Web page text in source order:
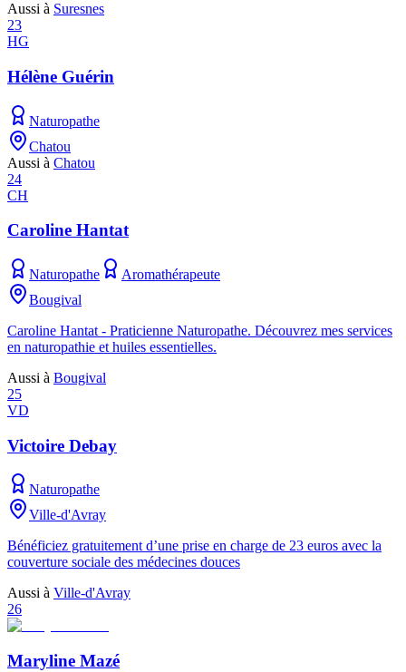
Aussi à Suresnes
23
HG
Hélène Guérin
Naturopathe
Chatou
Aussi à Chatou
24
CH
Caroline Hantat
Naturopathe
Aromathérapeute
Bougival
Caroline Hantat - Praticienne Naturopathe. Découvrez mes services
en naturopathie et huiles essentielles.
Aussi à Bougival
25
VD
Victoire Debay
Naturopathe
Ville-d'Avray
Bénéficiez gratuitement d’une prise en charge de 23 euros avec la
couverture sociale des médecines douces
Aussi à Ville-d'Avray
26
Maryline Mazé